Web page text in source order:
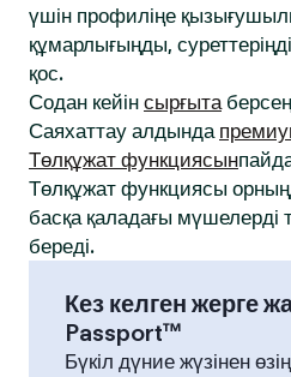
үшін профиліңе
құмарлығыңды,
қос.
Содан кейін сырғыта
Саяхаттау алдында
Төлқұжат функциясын
Төлқұжат функциясы
басқа қаладағы мүшелерді
береді.
Кез келген жерге
Passport™
Бүкіл дүние жүзінен